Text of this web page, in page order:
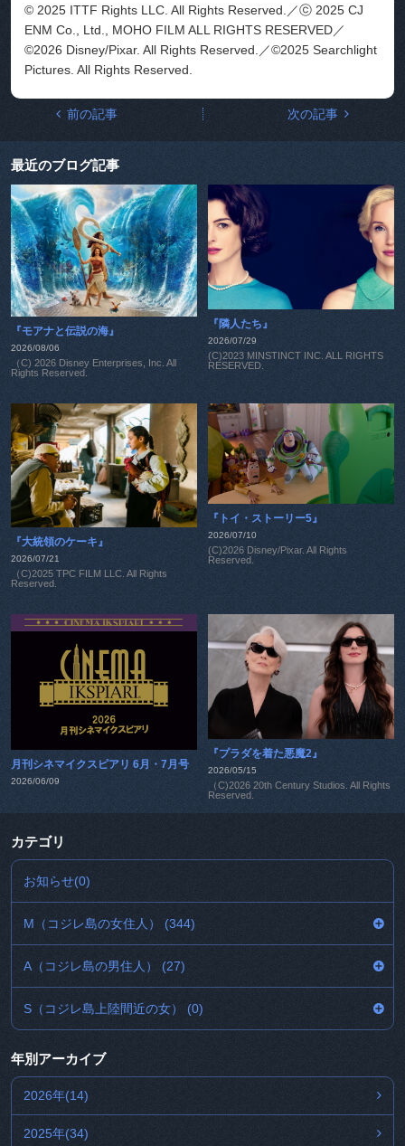
© 2025 ITTF Rights LLC. All Rights Reserved.／ⓒ 2025 CJ
ENM Co., Ltd., MOHO FILM ALL RIGHTS RESERVED／
©2026 Disney/Pixar. All Rights Reserved.／©2025 Searchlight
Pictures. All Rights Reserved.
前の記事 次の記事
最近のブログ記事
『モアナと伝説の海』
2026/08/06
（C) 2026 Disney Enterprises, Inc. All
Rights Reserved.
『隣人たち』
2026/07/29
(C)2023 MINSTINCT INC. ALL RIGHTS
RESERVED.
『大統領のケーキ』
2026/07/21
（C)2025 TPC FILM LLC. All Rights
Reserved.
『トイ・ストーリー5』
2026/07/10
(C)2026 Disney/Pixar. All Rights
Reserved.
月刊シネマイクスピアリ 6月・7月号
2026/06/09
『プラダを着た悪魔2』
2026/05/15
（C)2026 20th Century Studios. All Rights
Reserved.
カテゴリ
お知らせ(0)
M（コジレ島の女住人） (344)
A（コジレ島の男住人） (27)
S（コジレ島上陸間近の女） (0)
年別アーカイブ
2026年(14)
2025年(34)